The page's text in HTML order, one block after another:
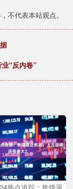
不代表本站观点。
“反内卷”
热点追踪：焦煤逼